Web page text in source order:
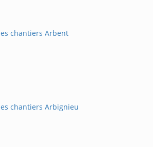
chantiers Arbent
chantiers Arbignieu